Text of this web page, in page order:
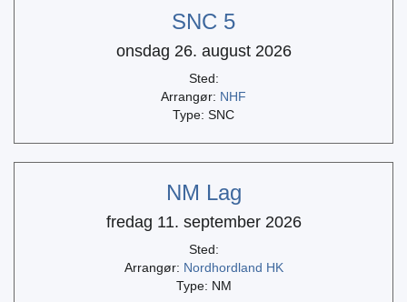
SNC 5
onsdag 26. august 2026
Sted:
Arrangør: NHF
Type: SNC
NM Lag
fredag 11. september 2026
Sted:
Arrangør: Nordhordland HK
Type: NM